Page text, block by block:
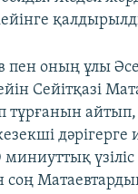
пен оның ұлы
Сейітқазі
тұрғанын айтып,
миниуттық
соң